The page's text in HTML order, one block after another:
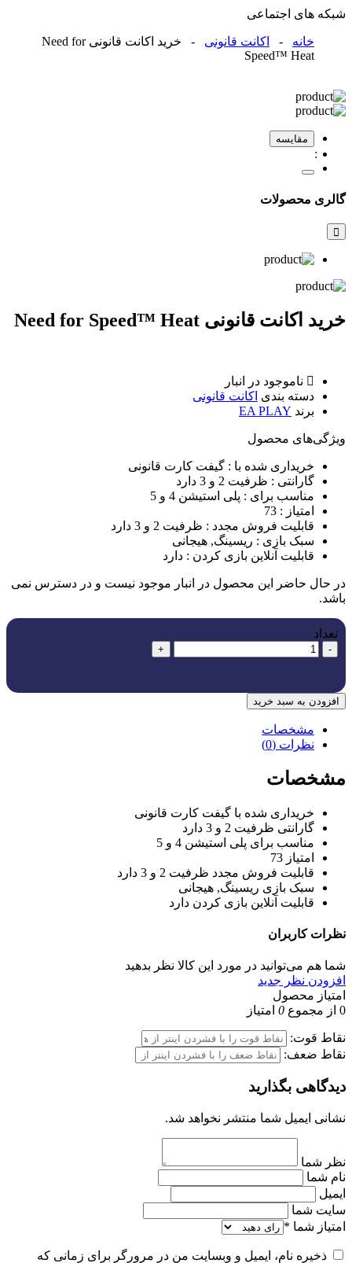
شبکه های اجتماعی
خانه - اکانت قانونی
- خرید اکانت قانونی Need for
Speed™ Heat
مقایسه
گالری محصولات
خرید اکانت قانونی Need for Speed™ Heat
ناموجود در انبار
دسته بندی اکانت قانونی
برند EA PLAY
ویژگی‌های ﻣﺤﺼﻮل
خریداری شده با : گیفت کارت قانونی
گارانتی : ظرفیت 2 و 3 دارد
مناسب برای : پلی استیشن 4 و 5
امتیاز : 73
قابلیت فروش مجدد : ظرفیت 2 و 3 دارد
سبک بازی : ریسینگ, هیجانی
قابلیت آنلاین بازی کردن : دارد
در حال حاضر این محصول در انبار موجود نیست و در دسترس نمی
باشد.
تعداد
-
+
افزودن به سبد خرید
مشخصات
نظرات (0)
مشخصات
خریداری شده با گیفت کارت قانونی
گارانتی ظرفیت 2 و 3 دارد
مناسب برای پلی استیشن 4 و 5
امتیاز 73
قابلیت فروش مجدد ظرفیت 2 و 3 دارد
سبک بازی ریسینگ, هیجانی
قابلیت آنلاین بازی کردن دارد
نظراتکاربران
شما هم می‌توانید در مورد این کالا نظر بدهید
افزودن نظر جدید
امتیاز محصول
0 از مجموع 0 امتیاز
نقاط قوت:
نقاط ضعف:
دیدگاهی بگذارید
نشانی ایمیل شما منتشر نخواهد شد.
نظر شما
نام شما
ایمیل
سایت شما
امتیاز شما *
ذخیره نام، ایمیل و وبسایت من در مرورگر برای زمانی که